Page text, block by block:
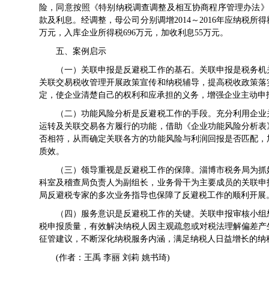
险，同意按照《特别纳税调查调整及相互协商程序管理办法
款及利息。经调整，母公司分别调增2014～2016年应纳税所
万元，入库企业所得税696万元，加收利息55万元。
五、案例启示
（一）关联申报是反避税工作的基石。关联申报是税务机
关联交易税收管理开展政策宣传和纳税辅导，提高税收政策
定，使企业清楚自己的权利和应承担的义务，增强企业主动
（二）功能风险分析是反避税工作的手段。充分利用企业
运转及关联交易各方履行的功能，借助《企业功能风险分析
否相符，从而确定关联各方的功能风险与利润回报是否匹配
质效。
（三）领导重视是反避税工作的保障。淄博市税务局为抓
科室及稽查局负责人为副组长，业务骨干为主要成员的关联
局反避税专家的多次业务指导也保障了反避税工作的顺利开展
（四）服务意识是反避税工作的关键。关联申报审核小组
税申报质量，有效解决纳税人因主观疏忽或对税法理解偏差
征管建议，不断深化纳税服务内涵，满足纳税人日益增长的纳
(作者：王禹 李丽 刘莉 姚书琦)